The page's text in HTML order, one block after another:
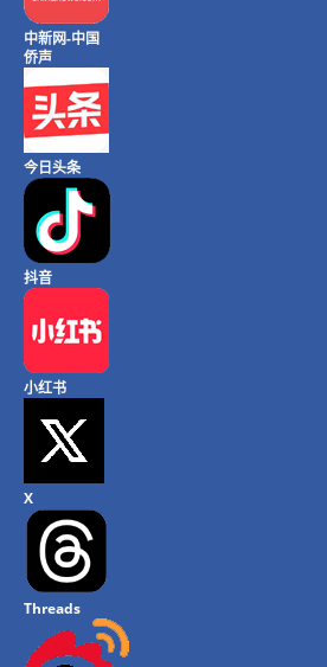
中新网-中国
侨声
今日头条
抖音
小红书
X
Threads